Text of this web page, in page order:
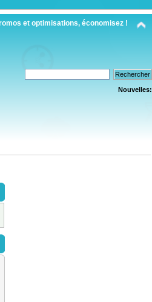
et optimisations, économisez !
Nouvelles: